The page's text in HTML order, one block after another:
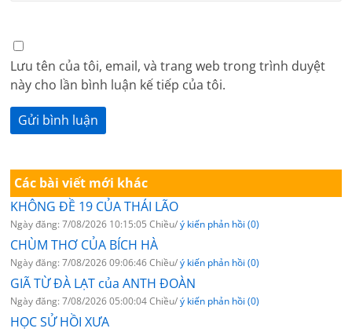
Lưu tên của tôi, email, và trang web trong trình duyệt
này cho lần bình luận kế tiếp của tôi.
Các bài viết mới khác
KHÔNG ĐỀ 19 CỦA THÁI LÃO
Ngày đăng: 7/08/2026 10:15:05 Chiều/ý kiến phản hồi (0)
CHÙM THƠ CỦA BÍCH HÀ
Ngày đăng: 7/08/2026 09:06:46 Chiều/ý kiến phản hồi (0)
GIÃ TỪ ĐÀ LẠT của ANTH ĐOÀN
Ngày đăng: 7/08/2026 05:00:04 Chiều/ý kiến phản hồi (0)
HỌC SỬ HỒI XƯA